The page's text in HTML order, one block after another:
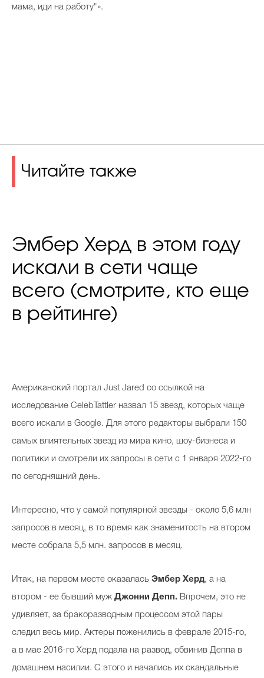
мама, иди на работу"».
Читайте также
Эмбер Херд в этом году
искали в сети чаще
всего (смотрите, кто еще
в рейтинге)
Американский портал Just Jared со ссылкой на
исследование CelebTattler назвал 15 звезд, которых чаще
всего искали в Google. Для этого редакторы выбрали 150
самых влиятельных звезд из мира кино, шоу-бизнеса и
политики и смотрели их запросы в сети с 1 января 2022-го
по сегодняшний день.
Интересно, что у самой популярной звезды - около 5,6 млн
запросов в месяц, в то время как знаменитость на втором
месте собрала 5,5 млн. запросов в месяц.
Итак, на первом месте оказалась Эмбер Херд, а на
втором - ее бывший муж Джонни Депп. Впрочем, это не
удивляет, за бракоразводным процессом этой пары
следил весь мир. Актеры поженились в феврале 2015-го,
а в мае 2016-го Херд подала на развод, обвинив Деппа в
домашнем насилии. С этого и начались их скандальные